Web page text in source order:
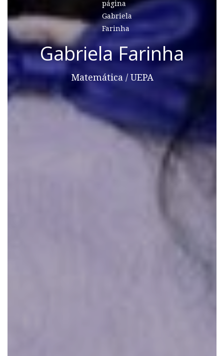
Gabriela Farinha
Matemática / UEPA